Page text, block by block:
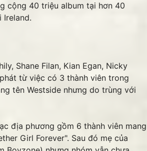
cộng 40 triệu album tại hơn 40
Ireland.
Shane Filan, Kian Egan, Nicky
từ việc có 3 thành viên trong
tên Westside nhưng do trùng với
địa phương gồm 6 thành viên mang
Girl Forever". Sau đó mẹ của